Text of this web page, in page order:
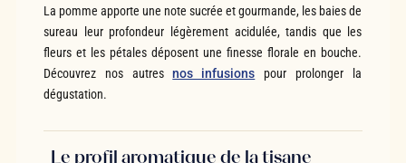
La pomme apporte une note sucrée et gourmande, les baies de
sureau leur profondeur légèrement acidulée, tandis que les
fleurs et les pétales déposent une finesse florale en bouche.
Découvrez nos autresnos infusions pour prolonger la
dégustation.
Le profil aromatique de la tisane